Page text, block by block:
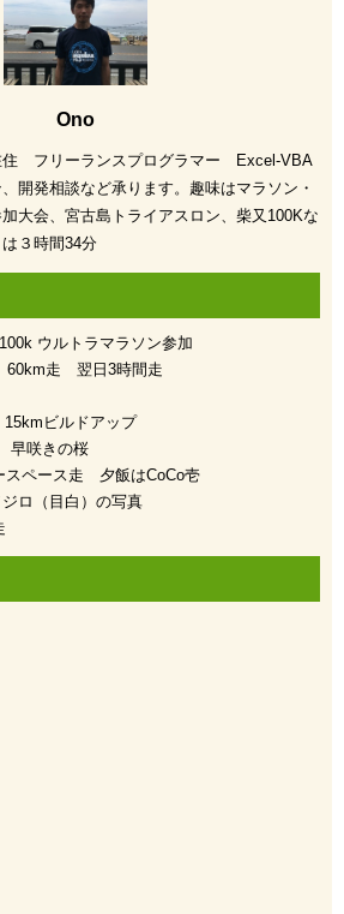
Ono
フリーランスプログラマー Excel-VBA
開発相談など承ります。趣味はマラソン・
大会、宮古島トライアスロン、柴又100Kな
３時間34分
ウルトラマラソン参加
60km走 翌日3時間走
ビルドアップ
咲きの桜
スペース走 夕飯はCoCo壱
ロ（目白）の写真